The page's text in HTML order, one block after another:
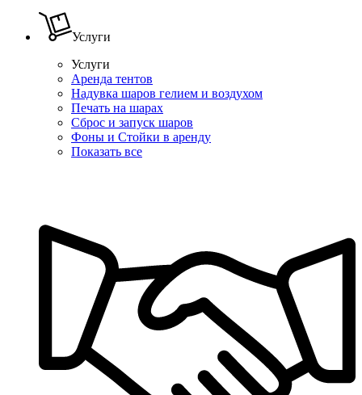
Услуги
Услуги
Аренда тентов
Надувка шаров гелием и воздухом
Печать на шарах
Сброс и запуск шаров
Фоны и Стойки в аренду
Показать все